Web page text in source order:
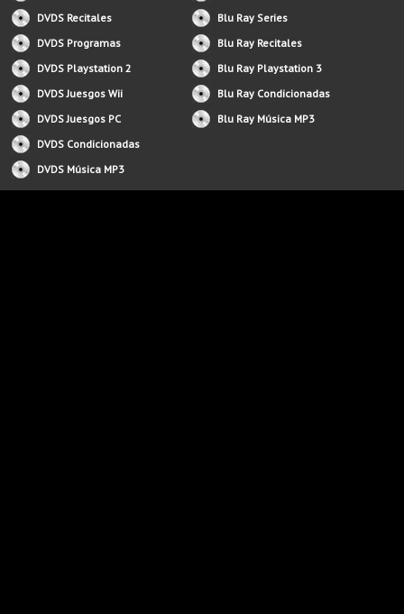
DVDS Recitales
DVDS Programas
DVDS Playstation 2
DVDS Juesgos Wii
DVDS Juesgos PC
DVDS Condicionadas
DVDS Música MP3
Blu Ray Series
Blu Ray Recitales
Blu Ray Playstation 3
Blu Ray Condicionadas
Blu Ray Música MP3